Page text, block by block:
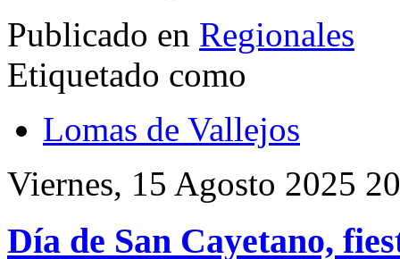
Publicado en Regionales
Etiquetado como
Lomas de Vallejos
Viernes, 15 Agosto 2025
Día de San Cayetano,